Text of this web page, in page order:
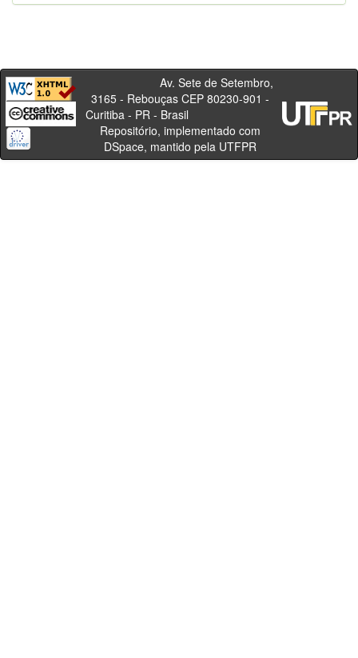
Av. Sete de Setembro,
3165 - Rebouças CEP 80230-901 -
Curitiba - PR - Brasil
Repositório, implementado com
DSpace, mantido pela UTFPR